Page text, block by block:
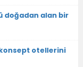
doğadan alan bir
konsept otellerini